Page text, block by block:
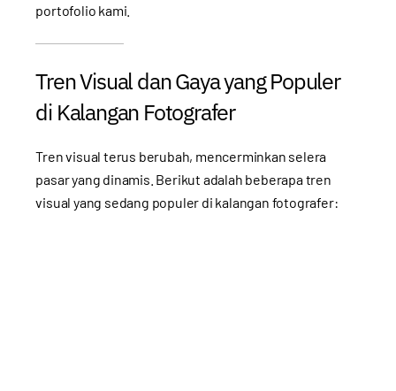
portofolio kami
Tren Visual dan Gaya yang Populer
di Kalangan Fotografer
Tren visual terus berubah, mencerminkan selera
pasar yang dinamis. Berikut adalah beberapa tren
visual yang sedang populer di kalangan fotografer: